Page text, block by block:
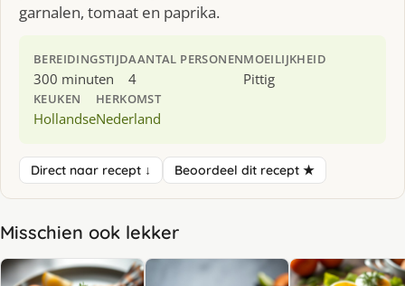
garnalen, tomaat en paprika.
BEREIDINGSTIJD
300 minuten
AANTAL PERSONEN
4
MOEILIJKHEID
Pittig
KEUKEN
Hollandse
HERKOMST
Nederland
Direct naar recept ↓ Beoordeel dit recept ★
Misschien ook lekker